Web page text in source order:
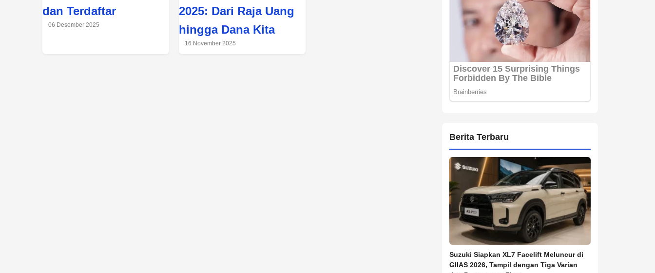
dan Terdaftar
06 Desember 2025
2025: Dari Raja Uang
hingga Dana Kita
16 November 2025
Berita Terbaru
Suzuki Siapkan XL7 Facelift Meluncur di
GIIAS 2026, Tampil dengan Tiga Varian